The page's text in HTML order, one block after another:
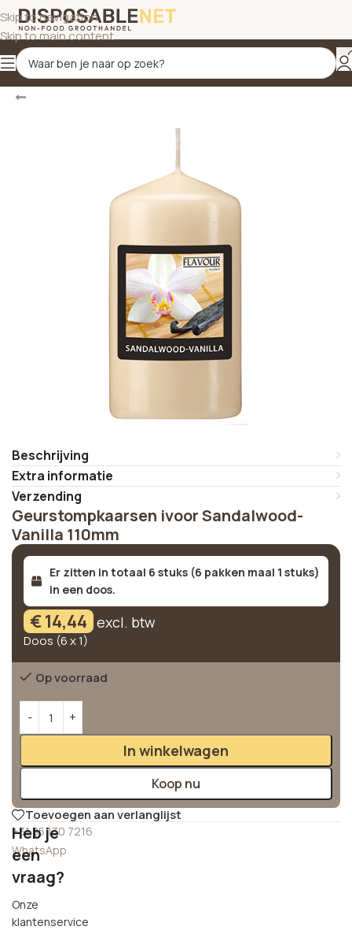
Skip to navigation
Skip to main content
Terug Home/Kaarsen/Geurkaarsen
Beschrijving
Extra informatie
Verzending
Geurstompkaarsen ivoor Sandalwood-
Vanilla 110mm
Er zitten in totaal 6 stuks (6 pakken maal 1 stuks)
in een doos.
€14,44 excl. btw
Doos (6 x 1)
Op voorraad
In winkelwagen
Koop nu
Toevoegen aan verlanglijst
+31 85 130 7216
WhatsApp
Heb je
een
vraag?
Onze
klantenservice